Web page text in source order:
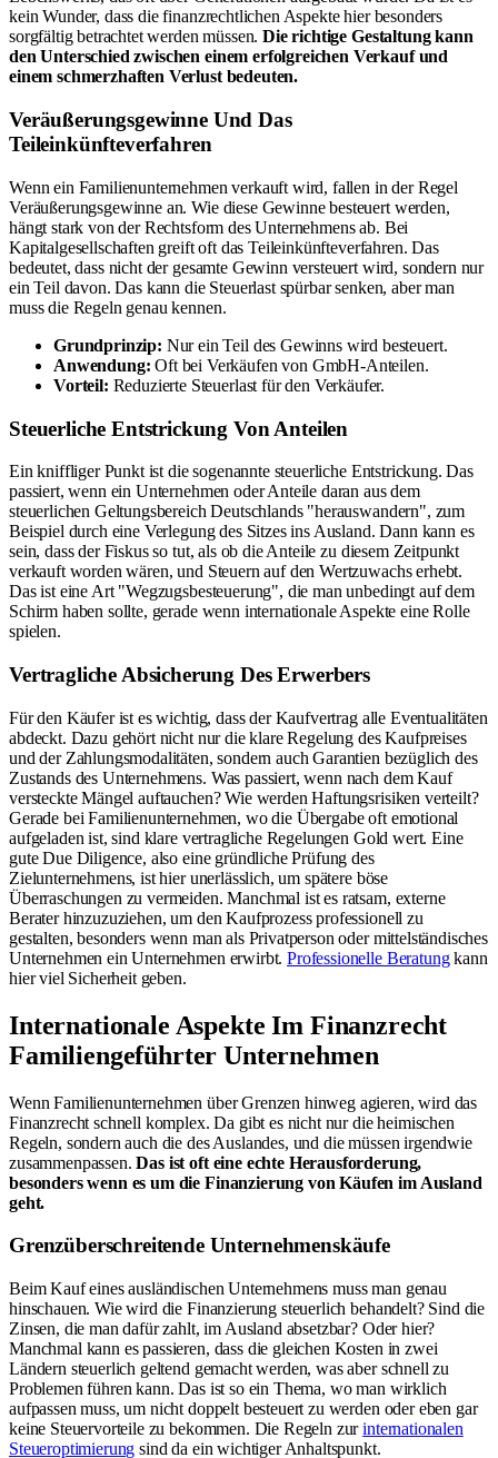
kein Wunder, dass die finanzrechtlichen Aspekte hier besonders
sorgfältig betrachtet werden müssen.Die richtige Gestaltung kann
den Unterschied zwischen einem erfolgreichen Verkauf und
einem schmerzhaften Verlust bedeuten.
Veräußerungsgewinne Und Das
Teileinkünfteverfahren
Wenn ein Familienunternehmen verkauft wird, fallen in der Regel
Veräußerungsgewinne an. Wie diese Gewinne besteuert werden,
hängt stark von der Rechtsform des Unternehmens ab. Bei
Kapitalgesellschaften greift oft das Teileinkünfteverfahren. Das
bedeutet, dass nicht der gesamte Gewinn versteuert wird, sondern nur
ein Teil davon. Das kann die Steuerlast spürbar senken, aber man
muss die Regeln genau kennen.
Grundprinzip: Nur ein Teil des Gewinns wird besteuert.
Anwendung: Oft bei Verkäufen von GmbH-Anteilen.
Vorteil: Reduzierte Steuerlast für den Verkäufer.
Steuerliche Entstrickung Von Anteilen
Ein kniffliger Punkt ist die sogenannte steuerliche Entstrickung. Das
passiert, wenn ein Unternehmen oder Anteile daran aus dem
steuerlichen Geltungsbereich Deutschlands "herauswandern", zum
Beispiel durch eine Verlegung des Sitzes ins Ausland. Dann kann es
sein, dass der Fiskus so tut, als ob die Anteile zu diesem Zeitpunkt
verkauft worden wären, und Steuern auf den Wertzuwachs erhebt.
Das ist eine Art "Wegzugsbesteuerung", die man unbedingt auf dem
Schirm haben sollte, gerade wenn internationale Aspekte eine Rolle
spielen.
Vertragliche Absicherung Des Erwerbers
Für den Käufer ist es wichtig, dass der Kaufvertrag alle Eventualitäten
abdeckt. Dazu gehört nicht nur die klare Regelung des Kaufpreises
und der Zahlungsmodalitäten, sondern auch Garantien bezüglich des
Zustands des Unternehmens. Was passiert, wenn nach dem Kauf
versteckte Mängel auftauchen? Wie werden Haftungsrisiken verteilt?
Gerade bei Familienunternehmen, wo die Übergabe oft emotional
aufgeladen ist, sind klare vertragliche Regelungen Gold wert. Eine
gute Due Diligence, also eine gründliche Prüfung des
Zielunternehmens, ist hier unerlässlich, um spätere böse
Überraschungen zu vermeiden. Manchmal ist es ratsam, externe
Berater hinzuzuziehen, um den Kaufprozess professionell zu
gestalten, besonders wenn man als Privatperson oder mittelständisches
Unternehmen ein Unternehmen erwirbt.Professionelle Beratungkann
hier viel Sicherheit geben.
Internationale Aspekte Im Finanzrecht
Familiengeführter Unternehmen
Wenn Familienunternehmen über Grenzen hinweg agieren, wird das
Finanzrecht schnell komplex. Da gibt es nicht nur die heimischen
Regeln, sondern auch die des Auslandes, und die müssen irgendwie
zusammenpassen.Das ist oft eine echte Herausforderung,
besonders wenn es um die Finanzierung von Käufen im Ausland
geht.
Grenzüberschreitende Unternehmenskäufe
Beim Kauf eines ausländischen Unternehmens muss man genau
hinschauen. Wie wird die Finanzierung steuerlich behandelt? Sind die
Zinsen, die man dafür zahlt, im Ausland absetzbar? Oder hier?
Manchmal kann es passieren, dass die gleichen Kosten in zwei
Ländern steuerlich geltend gemacht werden, was aber schnell zu
Problemen führen kann. Das ist so ein Thema, wo man wirklich
aufpassen muss, um nicht doppelt besteuert zu werden oder eben gar
keine Steuervorteile zu bekommen. Die Regeln zurinternationalen
Steueroptimierung sind da ein wichtiger Anhaltspunkt.